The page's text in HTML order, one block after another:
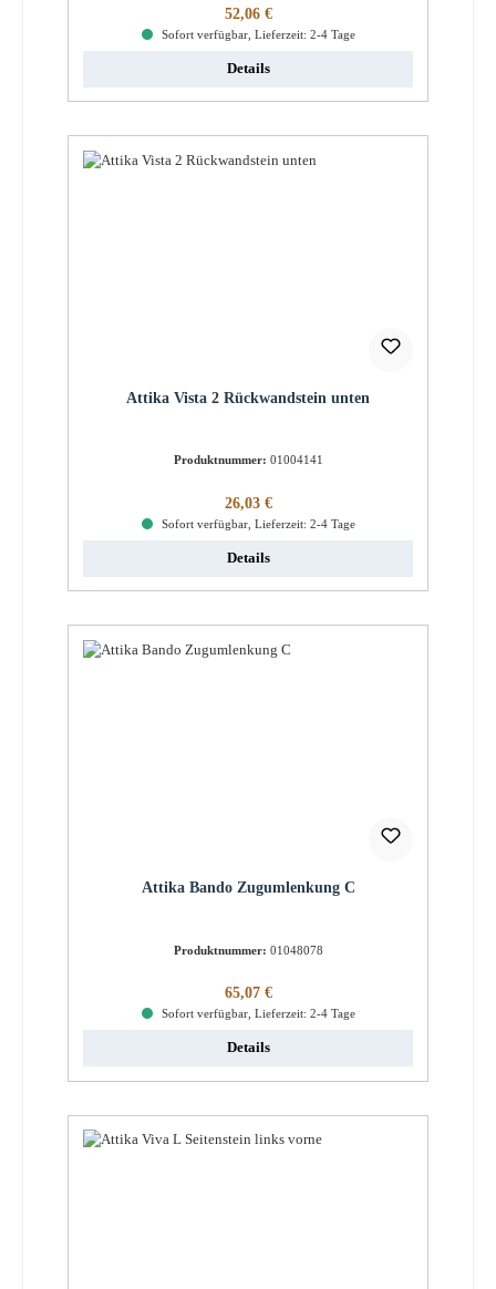
Regulärer Preis:
52,06 €
Sofort verfügbar, Lieferzeit: 2-4 Tage
Details
Attika Vista 2 Rückwandstein unten
Produktnummer: 01004141
Regulärer Preis:
26,03 €
Sofort verfügbar, Lieferzeit: 2-4 Tage
Details
Attika Bando Zugumlenkung C
Produktnummer: 01048078
Regulärer Preis:
65,07 €
Sofort verfügbar, Lieferzeit: 2-4 Tage
Details